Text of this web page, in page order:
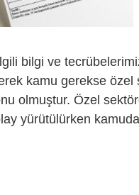
bilgi ve
kamu gerekse özel
olmuştur. Özel
yürütülürken